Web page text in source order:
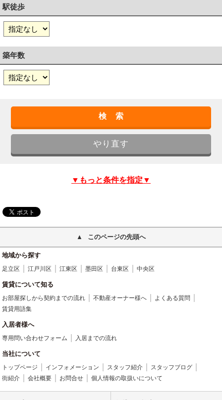
駅徒歩
築年数
▼もっと条件を指定▼
このページの先頭へ
地域から探す
足立区 江戸川区 江東区 墨田区 台東区 中央区
賃貸について知る
お部屋探しから契約までの流れ 不動産オーナー様へ
よくある質問
賃貸用語集
入居者様へ
専用問い合わせフォーム 入居までの流れ
当社について
トップページ インフォメーション スタッフ紹介
スタッフブログ
街紹介
会社概要 お問合せ 個人情報の取扱いについて